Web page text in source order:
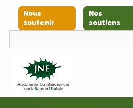
Nous
soutenir
Nos
soutiens